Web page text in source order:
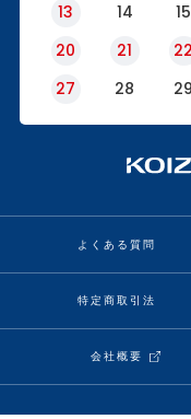
13
14 15
20
21 22
27
28 29
よくある質問
特定商取引法
会社概要